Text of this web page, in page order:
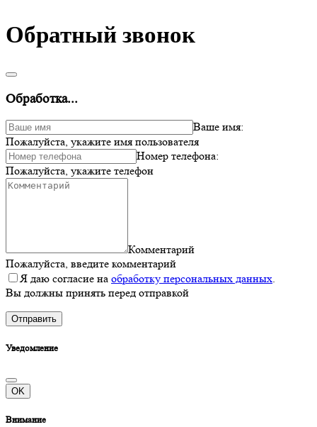
Обратный звонок
Обработка...
Ваше имя:
Пожалуйста, укажите имя пользователя
Номер телефона:
Пожалуйста, укажите телефон
Комментарий
Пожалуйста, введите комментарий
Я даю согласие на обработку персональных данных.
Вы должны принять перед отправкой
Отправить
Уведомление
OK
Внимание